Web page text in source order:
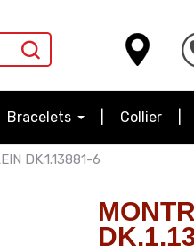
Bracelets Collier
DK.1.13881-6